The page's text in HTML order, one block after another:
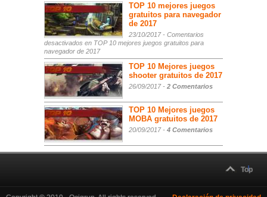
TOP 10 mejores juegos
gratuitos para navegador
de 2017
23/10/2017 - Comentarios
desactivados en TOP 10 mejores juegos gratuitos para
navegador de 2017
TOP 10 Mejores juegos
shooter gratuitos de 2017
26/09/2017 - 2 Comentarios
TOP 10 Mejores juegos
MOBA gratuitos de 2017
20/09/2017 - 4 Comentarios
Top